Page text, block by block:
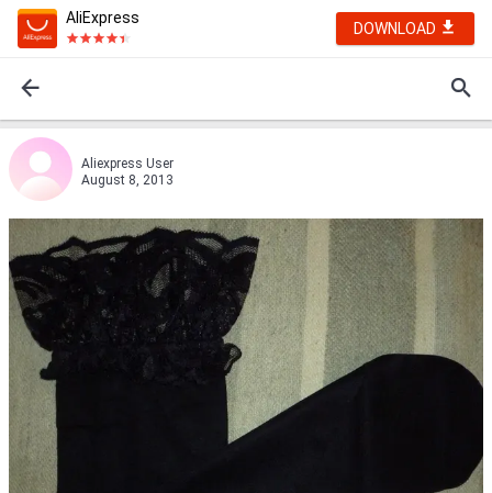
AliExpress
DOWNLOAD
Aliexpress User
August 8, 2013